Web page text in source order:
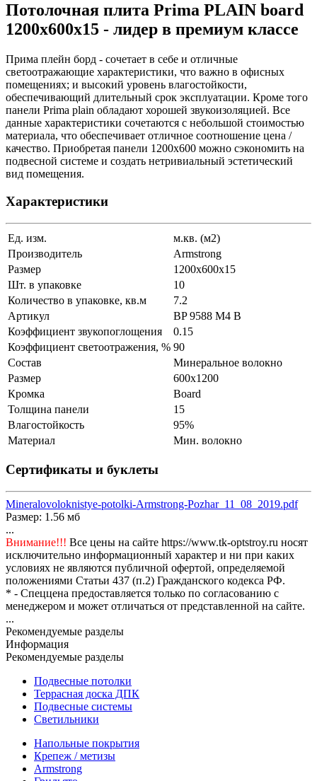
Потолочная плита Prima PLAIN board
1200x600x15 - лидер в премиум классе
Прима плейн борд - сочетает в себе и отличные
светоотражающие характеристики, что важно в офисных
помещениях; и высокий уровень влагостойкости,
обеспечивающий длительный срок эксплуатации. Кроме того
панели Prima plain обладают хорошей звукоизоляцией. Все
данные характеристики сочетаются с небольшой стоимостью
материала, что обеспечивает отличное соотношение цена /
качество. Приобретая панели 1200х600 можно сэкономить на
подвесной системе и создать нетривиальный эстетический
вид помещения.
Характеристики
Ед. изм.
м.кв. (м2)
Производитель
Armstrong
Размер
1200x600x15
Шт. в упаковке
10
Количество в упаковке, кв.м
7.2
Артикул
BP 9588 M4 B
Коэффициент звукопоглощения
0.15
Коэффициент светоотражения, % 90
Состав
Минеральное волокно
Размер
600x1200
Кромка
Board
Толщина панели
15
Влагостойкость
95%
Материал
Мин. волокно
Сертификаты и буклеты
Mineralovoloknistye-potolki-Armstrong-Pozhar_11_08_2019.pdf
Размер: 1.56 мб
...
Внимание!!! Все цены на сайте https://www.tk-optstroy.ru носят
исключительно информационный характер и ни при каких
условиях не являются публичной офертой, определяемой
положениями Статьи 437 (п.2) Гражданского кодекса РФ.
* - Спеццена предоставляется только по согласованию с
менеджером и может отличаться от представленной на сайте.
...
Рекомендуемые разделы
Информация
Рекомендуемые разделы
Подвесные потолки
Террасная доска ДПК
Подвесные системы
Светильники
Напольные покрытия
Крепеж / метизы
Armstrong